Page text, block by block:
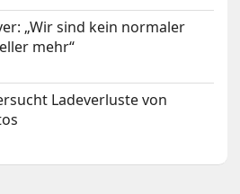
„Wir sind kein normaler
mehr“
Ladeverluste von